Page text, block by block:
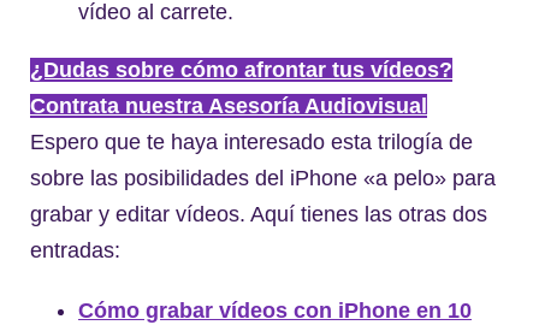
vídeo al carrete.
¿Dudas sobre cómo afrontar tus vídeos?
Contrata nuestra Asesoría Audiovisual
Espero que te haya interesado esta trilogía de
sobre las posibilidades del iPhone «a pelo» para
grabar y editar vídeos. Aquí tienes las otras dos
entradas:
Cómo grabar vídeos con iPhone en 10